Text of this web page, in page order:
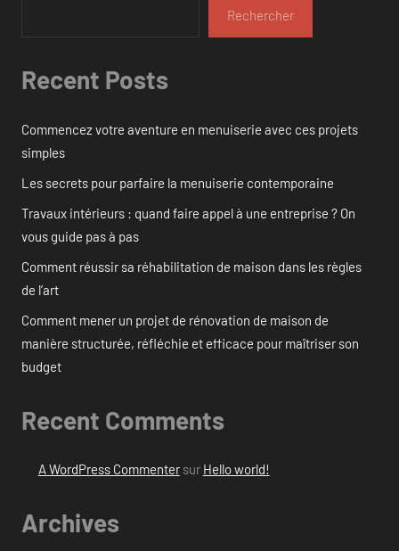
Rechercher
Recent Posts
Commencez votre aventure en menuiserie avec ces projets
simples
Les secrets pour parfaire la menuiserie contemporaine
Travaux intérieurs : quand faire appel à une entreprise ? On
vous guide pas à pas
Comment réussir sa réhabilitation de maison dans les règles
de l’art
Comment mener un projet de rénovation de maison de
manière structurée, réfléchie et efficace pour maîtriser son
budget
Recent Comments
A WordPress Commentersur Hello world!
Archives